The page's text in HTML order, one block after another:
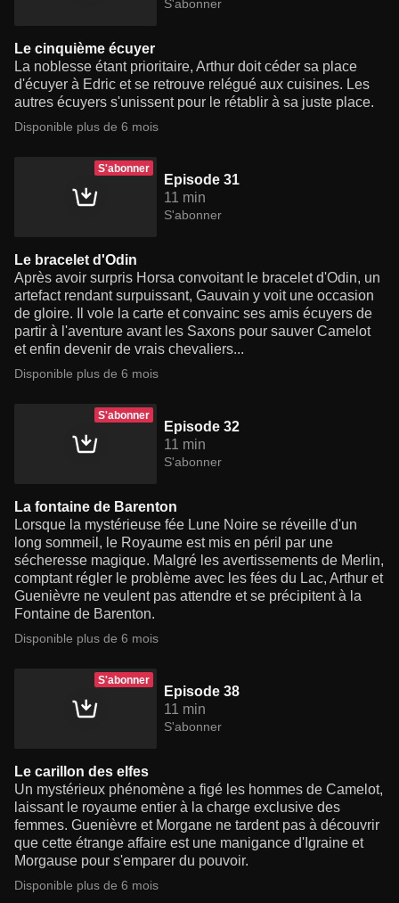
S'abonner
Le cinquième écuyer
La noblesse étant prioritaire, Arthur doit céder sa place
d'écuyer à Edric et se retrouve relégué aux cuisines. Les
autres écuyers s'unissent pour le rétablir à sa juste place.
Disponible plus de 6 mois
S'abonner
Episode 31
11 min
S'abonner
Le bracelet d'Odin
Après avoir surpris Horsa convoitant le bracelet d'Odin, un
artefact rendant surpuissant, Gauvain y voit une occasion
de gloire. Il vole la carte et convainc ses amis écuyers de
partir à l'aventure avant les Saxons pour sauver Camelot
et enfin devenir de vrais chevaliers...
Disponible plus de 6 mois
S'abonner
Episode 32
11 min
S'abonner
La fontaine de Barenton
Lorsque la mystérieuse fée Lune Noire se réveille d'un
long sommeil, le Royaume est mis en péril par une
sécheresse magique. Malgré les avertissements de Merlin,
comptant régler le problème avec les fées du Lac, Arthur et
Guenièvre ne veulent pas attendre et se précipitent à la
Fontaine de Barenton.
Disponible plus de 6 mois
S'abonner
Episode 38
11 min
S'abonner
Le carillon des elfes
Un mystérieux phénomène a figé les hommes de Camelot,
laissant le royaume entier à la charge exclusive des
femmes. Guenièvre et Morgane ne tardent pas à découvrir
que cette étrange affaire est une manigance d'Igraine et
Morgause pour s'emparer du pouvoir.
Disponible plus de 6 mois